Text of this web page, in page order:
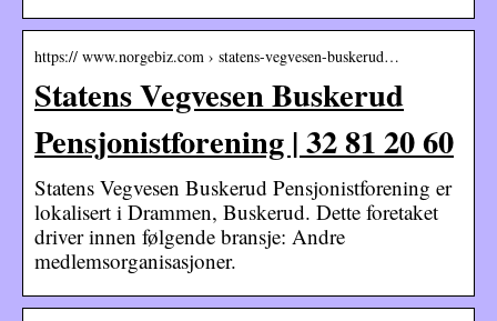
https:// www.norgebiz.com › statens-vegvesen-buskerud…
Statens Vegvesen Buskerud
Pensjonistforening | 32 81 20 60
Statens Vegvesen Buskerud Pensjonistforening er
lokalisert i Drammen, Buskerud. Dette foretaket
driver innen følgende bransje: Andre
medlemsorganisasjoner.